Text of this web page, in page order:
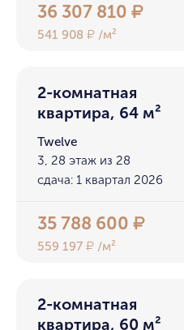
36 307 810₽
541 908₽ /м²
2-комнатная
квартира, 64 м²
Twelve
3, 28 этаж из 28
сдача: 1 квартал 2026
35 788 600₽
559 197₽ /м²
2-комнатная
квартира, 60 м²